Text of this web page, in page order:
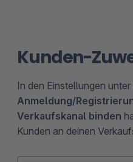
Kunden-
In den Einstellungen unter
Anmeldung/
Verkaufskanal binden
Kunden an deinen